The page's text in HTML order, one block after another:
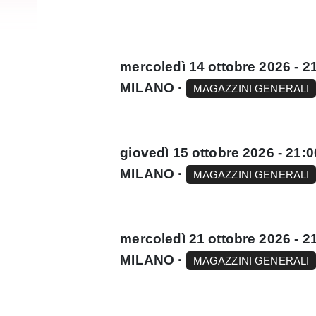
mercoledì 14 ottobre 2026 -
MILANO ·
MAGAZZINI GENERALI
giovedì 15 ottobre 2026 -
MILANO ·
MAGAZZINI GENERALI
mercoledì 21 ottobre 2026 -
MILANO ·
MAGAZZINI GENERALI